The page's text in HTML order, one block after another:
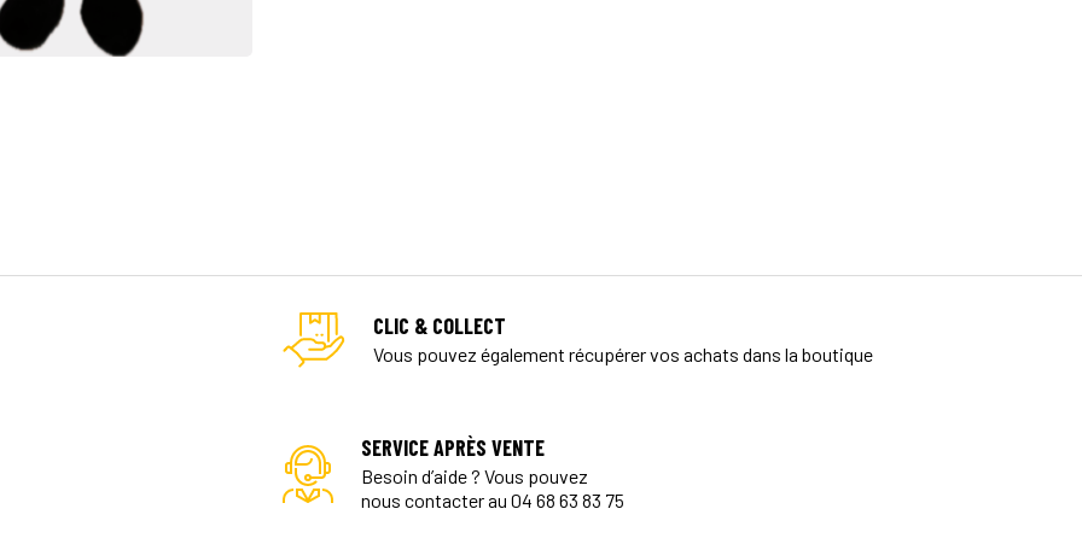
CLIC & COLLECT
Vous pouvez également récupérer vos achats dans la boutique
SERVICE APRÈS VENTE
Besoin d’aide ? Vous pouvez
nous contacter au 04 68 63 83 75